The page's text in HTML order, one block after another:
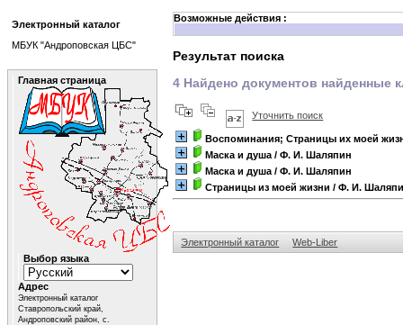
Возможные действия :
Результат поиска
4 Найдено документов найденные
Уточнить поиск
Воспоминания; Страницы их моей
Маска и душа / Ф. И. Шаляпин
Маска и душа / Ф. И. Шаляпин
Страницы из моей жизни / Ф. И.
Электронный каталог Web-Liber
Электронный каталог
МБУК "Андроповская ЦБС"
Главная страница
Выбор языка
Адрес
Электронный каталог
Ставропольский край,
Андроповский район, с.